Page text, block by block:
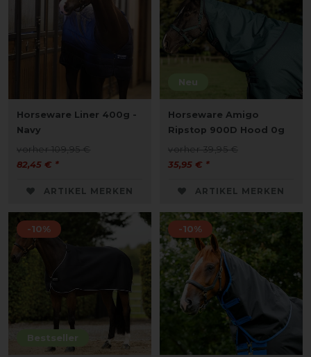
Horseware Liner 400g -
Navy
vorher 109,95 €
82,45 € *
ARTIKEL MERKEN
Neu
Horseware Amigo
Ripstop 900D Hood 0g
vorher 39,95 €
35,95 € *
ARTIKEL MERKEN
Bestseller
-10% -10%